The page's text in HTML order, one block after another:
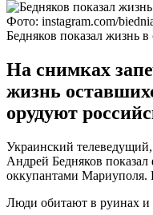
Фото: instagram.com/
Бедняков показал жизнь
На снимках
жизнь
орудуют
Украинский
Андрей Бедняков
оккупантами Мариуполя.
Люди обитают в руинах